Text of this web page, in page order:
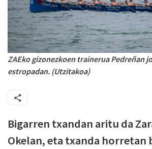
ZAEko gizonezkoen trainerua Pedreñan
estropadan. (Utzitakoa)
Bigarren txandan aritu da
Okelan, eta txanda horretan